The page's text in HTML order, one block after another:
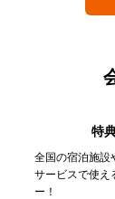
特
全国の宿泊施設
サービスで使え
ー！